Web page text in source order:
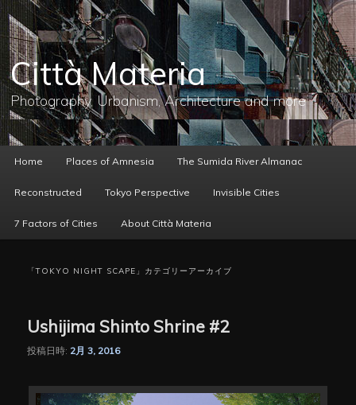
メ
イ
ン
コ
ン
テ
ン
へ
移
動
サ
ブ
コ
ン
テ
ン
ツ
移
動
Città Materia
Photography, Urbanism, Architecture and more
ー
Home Places of Amnesia The Sumida River Almanac
Reconstructed Tokyo Perspective Invisible Cities
7 Factors of Cities About Città Materia
「TOKYO NIGHT SCAPE 」カテゴリーアーカイブ
Ushijima Shinto Shrine #2
投稿日時: 2月 3, 2016